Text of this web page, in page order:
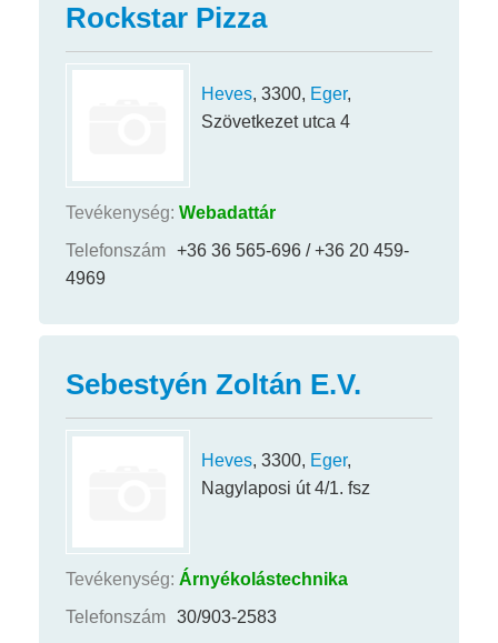
Rockstar Pizza
Heves, 3300, Eger,
Szövetkezet utca 4
Tevékenység: Webadattár
Telefonszám +36 36 565-696 / +36 20 459-
4969
Sebestyén Zoltán E.V.
Heves, 3300, Eger,
Nagylaposi út 4/1. fsz
Tevékenység: Árnyékolástechnika
Telefonszám 30/903-2583